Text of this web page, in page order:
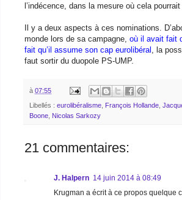
l’indécence, dans la mesure où cela
Il y a deux aspects à ces nominations.
monde lors de sa campagne, où il avait fait
fait qu’il assume son cap eurolibéral , la
faut sortir du duopole PS-UMP.
à 07:55
Libellés : eurolibéralisme François Hollande
Boone Nicolas Sarkozy
21 commentaires:
J. Halpern 14 juin 2014 à 08:49
Krugman a écrit à ce propos quelque